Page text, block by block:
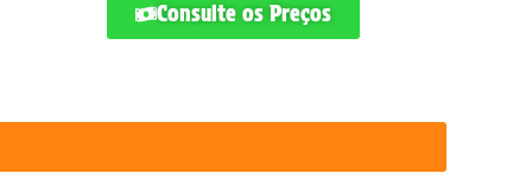
Consulte os Preços